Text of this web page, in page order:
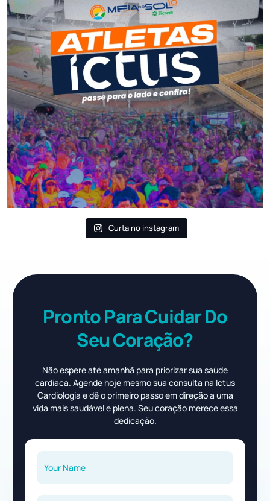
Curta no instagram
Pronto Para Cuidar Do
Seu Coração?
Não espere até amanhã para priorizar sua saúde
cardíaca. Agende hoje mesmo sua consulta na Ictus
Cardiologia e dê o primeiro passo em direção a uma
vida mais saudável e plena. Seu coração merece essa
dedicação.